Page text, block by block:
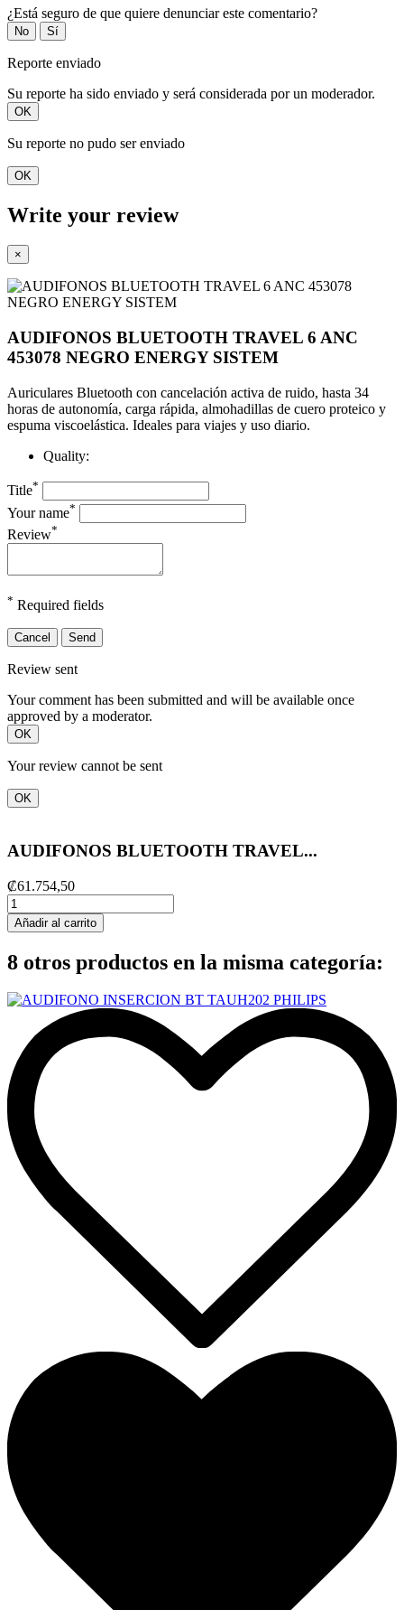
¿Está seguro de que quiere denunciar este comentario?
No Sí
Reporte enviado
Su reporte ha sido enviado y será considerada por un moderador.
OK
Su reporte no pudo ser enviado
OK
Write your review
×
AUDIFONOS BLUETOOTH TRAVEL 6 ANC
453078 NEGRO ENERGY SISTEM
Auriculares Bluetooth con cancelación activa de ruido, hasta 34
horas de autonomía, carga rápida, almohadillas de cuero proteico y
espuma viscoelástica. Ideales para viajes y uso diario.
Quality:
Title*
Your name*
Review*
* Required fields
Cancel Send
Review sent
Your comment has been submitted and will be available once
approved by a moderator.
OK
Your review cannot be sent
OK
AUDIFONOS BLUETOOTH TRAVEL...
₡61.754,50
Añadir al carrito
8 otros productos en la misma categoría: